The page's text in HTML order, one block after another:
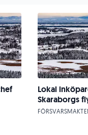
Lokal
Skaraborgs